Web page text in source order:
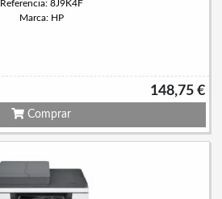
Referencia: 8J9K4F
Marca: HP
148,75 €
Comprar